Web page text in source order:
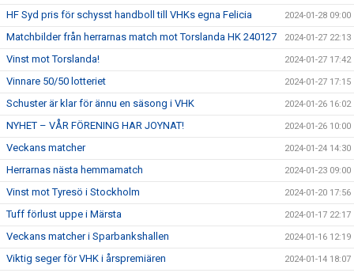
HF Syd pris för schysst handboll till VHKs egna Felicia 2024-01-28 09:00
Matchbilder från herrarnas match mot Torslanda HK 240127 2024-01-27 22:13
Vinst mot Torslanda! 2024-01-27 17:42
Vinnare 50/50 lotteriet 2024-01-27 17:15
Schuster är klar för ännu en säsong i VHK 2024-01-26 16:02
NYHET – VÅR FÖRENING HAR JOYNAT! 2024-01-26 10:00
Veckans matcher 2024-01-24 14:30
Herrarnas nästa hemmamatch 2024-01-23 09:00
Vinst mot Tyresö i Stockholm 2024-01-20 17:56
Tuff förlust uppe i Märsta 2024-01-17 22:17
Veckans matcher i Sparbankshallen 2024-01-16 12:19
Viktig seger för VHK i årspremiären 2024-01-14 18:07